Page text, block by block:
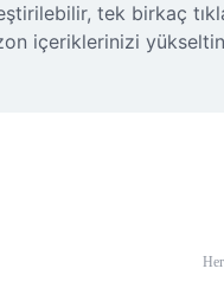
tek birkaç
içeriklerinizi